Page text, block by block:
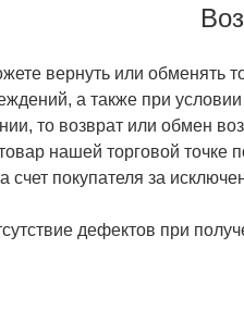
вернуть или обменять
а также при
то возврат или обмен
нашей торговой
счет покупателя за
дефектов при